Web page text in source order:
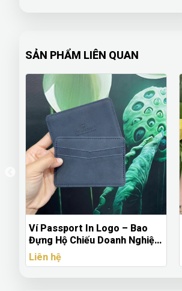
SẢN PHẨM LIÊN QUAN
Ví Passport In Logo – Bao
Đựng Hộ Chiếu Doanh Nghiệp
Cao Cấp
Liên hệ